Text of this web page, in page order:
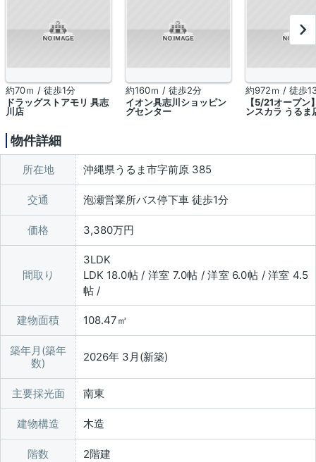
約70ｍ / 徒歩1分
ドラッグストアモリ 具志
川店
約160ｍ / 徒歩2分
イオン具志川ショッピン
グセンター
約972ｍ / 徒歩
【5/21オープン
ンスカラ うるま
物件詳細
所在地 沖縄県うるま市字前原 385
交通 泡瀬営業所バス停下車 徒歩1分
価格 3,380万円
間取り
3LDK
LDK 18.0帖 / 洋室 7.0帖 / 洋室 6.0帖 / 洋室 4.5
帖 /
建物面積 108.47㎡
築年月(築年
数)
2026年 3月(新築)
主要採光面 南東
建物構造 木造
階数 2階建